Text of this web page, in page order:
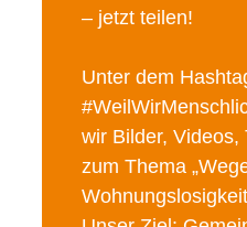
– jetzt teilen!
Unter dem
wir Bilder, Videos,
zum Thema